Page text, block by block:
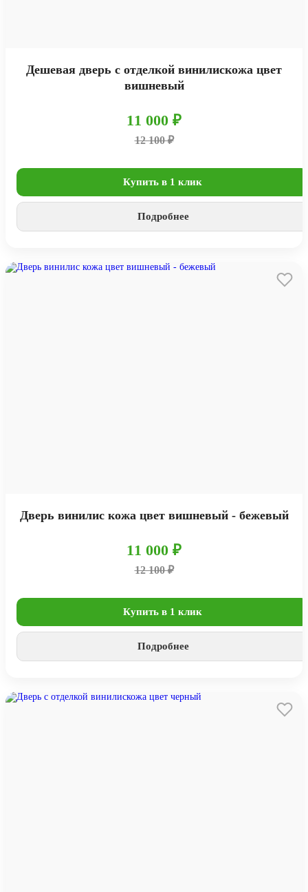
Дешевая дверь с отделкой винилискожа цвет
вишневый
11 000 ₽
12 100 ₽
Купить в 1 клик
Подробнее
Дверь винилис кожа цвет вишневый - бежевый
11 000 ₽
12 100 ₽
Купить в 1 клик
Подробнее